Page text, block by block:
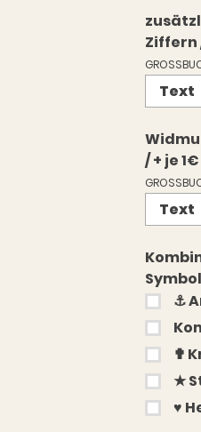
Ziffern
/ + je 1€
⚓︎
✟
★
♥︎